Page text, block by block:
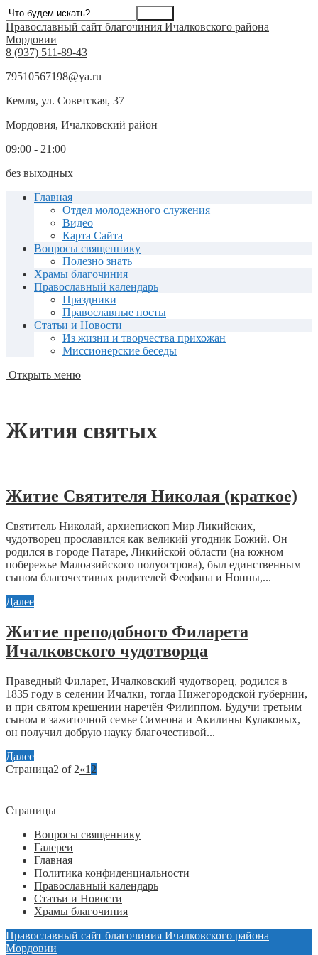
Православный сайт благочиния Ичалковского района
Мордовии
8 (937) 511-89-43
79510567198@ya.ru
Кемля, ул. Советская, 37
Мордовия, Ичалковский район
09:00 - 21:00
без выходных
Главная
Отдел молодежного служения
Видео
Карта Сайта
Вопросы священнику
Полезно знать
Храмы благочиния
Православный календарь
Праздники
Православные посты
Статьи и Новости
Из жизни и творчества прихожан
Миссионерские беседы
Открыть меню
Жития святых
Житие Святителя Николая (краткое)
Святитель Николай, архиепископ Мир Ликийских,
чудотворец прославился как великий угодник Божий. Он
родился в городе Патаре, Ликийской области (на южном
побережье Малоазийского полуострова), был единственным
сыном благочестивых родителей Феофана и Нонны,...
Далее
Житие преподобного Филарета
Ичалковского чудотворца
Праведный Филарет, Ичалковский чудотворец, родился в
1835 году в селении Ичалки, тогда Нижегородской губернии,
и при святом крещении наречён Филиппом. Будучи третьим
сыном в зажиточной семье Симеона и Акилины Кулаковых,
он получил добрую науку благочестивой...
Далее
Страница2 of 2«1 2
Страницы
Вопросы священнику
Галереи
Главная
Политика конфиденциальности
Православный календарь
Статьи и Новости
Храмы благочиния
Православный сайт благочиния Ичалковского района
Мордовии